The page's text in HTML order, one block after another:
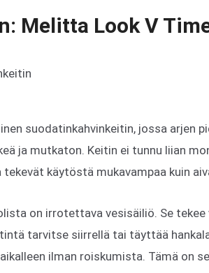
Melitta Look V
suodatinkahvinkeitin, jossa arjen
ja mutkaton. Keitin ei tunnu liian
käytöstä mukavampaa kuin
on irrotettava vesisäiliö. Se
tarvitse siirrellä tai täyttää
ilman roiskumista. Tämä on